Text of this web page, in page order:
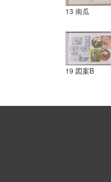
13 南瓜
19 図案B